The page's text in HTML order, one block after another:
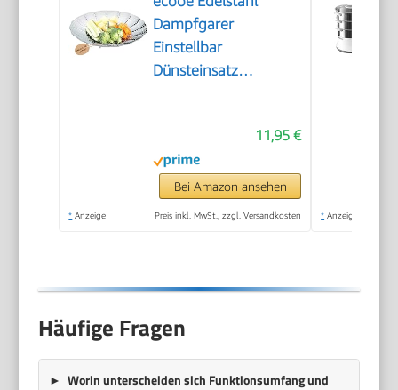
Dampfgarer
Einstellbar
Dünsteinsatz
11,95 €
Bei Amazon ansehen
* Anzeige Preis inkl. MwSt., zzgl. Versandkosten * Anzeige
Häufige Fragen
Worin unterscheiden sich Funktionsumfang und